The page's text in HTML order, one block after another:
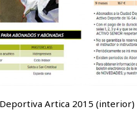
Artica 2015 (interior)